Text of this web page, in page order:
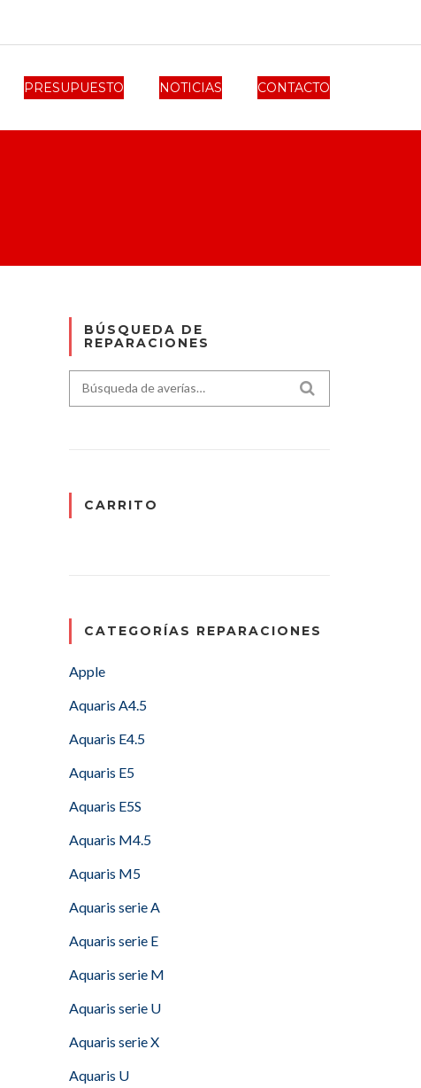
PRESUPUESTO NOTICIAS CONTACTO
BÚSQUEDA DE
REPARACIONES
Search for:
CARRITO
CATEGORÍAS REPARACIONES
Apple
Aquaris A4.5
Aquaris E4.5
Aquaris E5
Aquaris E5S
Aquaris M4.5
Aquaris M5
Aquaris serie A
Aquaris serie E
Aquaris serie M
Aquaris serie U
Aquaris serie X
Aquaris U